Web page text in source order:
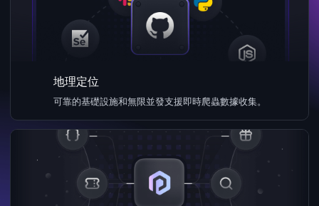
地理定位
可靠的基礎設施和無限並發支援即時爬蟲數據收集。